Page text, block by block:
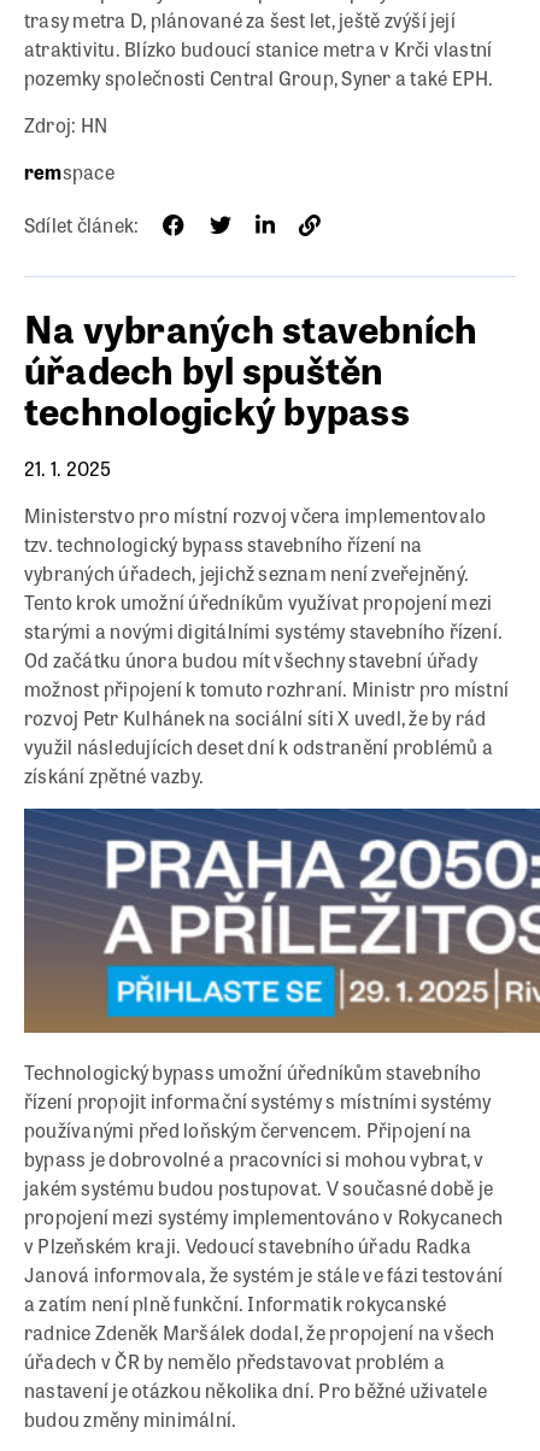
trasy metra D, plánované za šest let, ještě zvýší její
atraktivitu. Blízko budoucí stanice metra v Krči vlastní
pozemky společnosti Central Group, Syner a také EPH.
Zdroj: HN
remspace
Sdílet článek:
Na vybraných stavebních
úřadech byl spuštěn
technologický bypass
21. 1. 2025
Ministerstvo pro místní rozvoj včera implementovalo
tzv. technologický bypass stavebního řízení na
vybraných úřadech, jejichž seznam není zveřejněný.
Tento krok umožní úředníkům využívat propojení mezi
starými a novými digitálními systémy stavebního řízení.
Od začátku února budou mít všechny stavební úřady
možnost připojení k tomuto rozhraní. Ministr pro místní
rozvoj Petr Kulhánek na sociální síti X uvedl, že by rád
využil následujících deset dní k odstranění problémů a
získání zpětné vazby.
Technologický bypass umožní úředníkům stavebního
řízení propojit informační systémy s místními systémy
používanými před loňským červencem. Připojení na
bypass je dobrovolné a pracovníci si mohou vybrat, v
jakém systému budou postupovat. V současné době je
propojení mezi systémy implementováno v Rokycanech
v Plzeňském kraji. Vedoucí stavebního úřadu Radka
Janová informovala, že systém je stále ve fázi testování
a zatím není plně funkční. Informatik rokycanské
radnice Zdeněk Maršálek dodal, že propojení na všech
úřadech v ČR by nemělo představovat problém a
nastavení je otázkou několika dní. Pro běžné uživatele
budou změny minimální.